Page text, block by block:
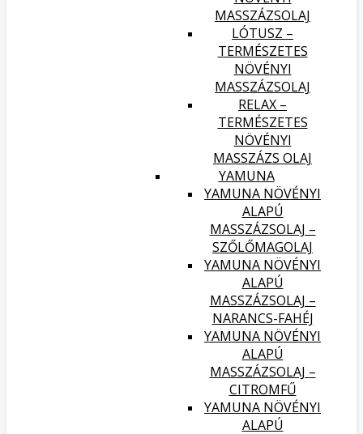
MASSZÁZSOLAJ
LÓTUSZ –
TERMÉSZETES
NÖVÉNYI
MASSZÁZSOLAJ
RELAX –
TERMÉSZETES
NÖVÉNYI
MASSZÁZS OLAJ
YAMUNA
YAMUNA NÖVÉNYI
ALAPÚ
MASSZÁZSOLAJ –
SZŐLŐMAGOLAJ
YAMUNA NÖVÉNYI
ALAPÚ
MASSZÁZSOLAJ –
NARANCS-FAHÉJ
YAMUNA NÖVÉNYI
ALAPÚ
MASSZÁZSOLAJ –
CITROMFŰ
YAMUNA NÖVÉNYI
ALAPÚ